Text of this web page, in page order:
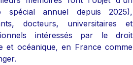
spécial annuel depuis 2025),
docteurs, universitaires et
intéressés par le droit
et océanique, en France comme